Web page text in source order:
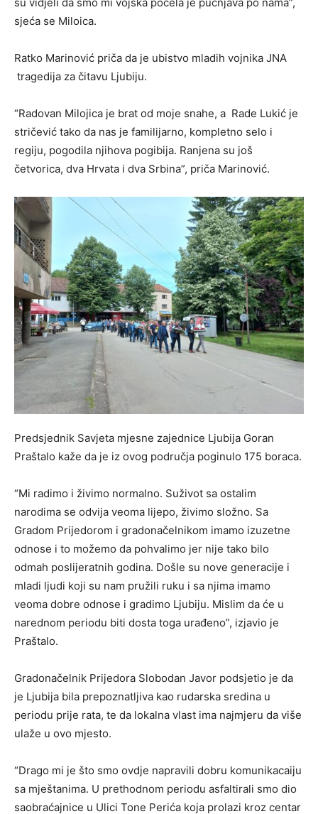
sjeća se Miloica.
Ratko Marinović priča da je ubistvo mladih vojnika JNA
tragedija za čitavu Ljubiju.
“Radovan Milojica je brat od moje snahe, a Rade Lukić je
stričević tako da nas je familijarno, kompletno selo i
regiju, pogodila njihova pogibija. Ranjena su još
četvorica, dva Hrvata i dva Srbina”, priča Marinović.
Predsjednik Savjeta mjesne zajednice Ljubija Goran
Praštalo kaže da je iz ovog područja poginulo 175 boraca.
“Mi radimo i živimo normalno. Suživot sa ostalim
narodima se odvija veoma lijepo, živimo složno. Sa
Gradom Prijedorom i gradonačelnikom imamo izuzetne
odnose i to možemo da pohvalimo jer nije tako bilo
odmah poslijeratnih godina. Došle su nove generacije i
mladi ljudi koji su nam pružili ruku i sa njima imamo
veoma dobre odnose i gradimo Ljubiju. Mislim da će u
narednom periodu biti dosta toga urađeno”, izjavio je
Praštalo.
Gradonačelnik Prijedora Slobodan Javor podsjetio je da
je Ljubija bila prepoznatljiva kao rudarska sredina u
periodu prije rata, te da lokalna vlast ima najmjeru da više
ulaže u ovo mjesto.
“Drago mi je što smo ovdje napravili dobru komunikacaiju
sa mještanima. U prethodnom periodu asfaltirali smo dio
saobraćajnice u Ulici Tone Perića koja prolazi kroz centar